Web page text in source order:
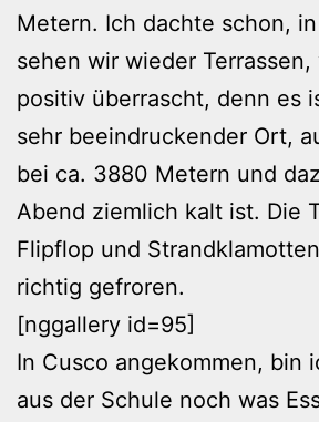
Metern. Ich dachte schon,
sehen wir wieder
positiv überrascht, denn es
sehr beeindruckender Ort,
bei ca. 3880 Metern und
Abend ziemlich kalt ist. Die
Flipflop und
richtig gefroren.
[nggallery id=95]
In Cusco angekommen, bin
aus der Schule noch was